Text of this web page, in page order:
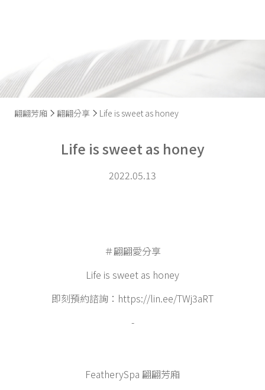
翩翩芳廂 翩翩分享 Life is sweet as honey
Life is sweet as honey
2022.05.13
＃翩翩愛分享
Life is sweet as honey
即刻預約諮詢： https://lin.ee/TWj3aRT
-
FeatherySpa 翩翩芳廂